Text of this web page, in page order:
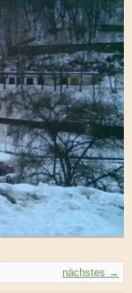
nächstes →